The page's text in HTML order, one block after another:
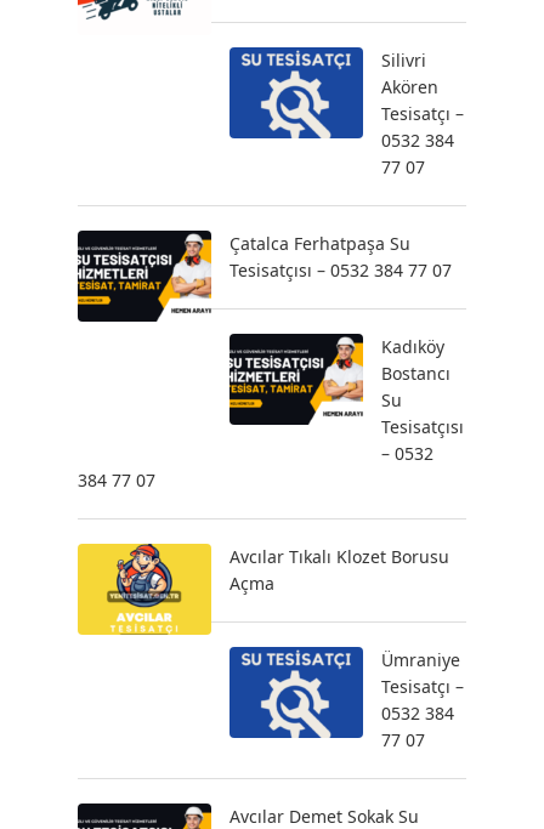
Silivri
Akören
Tesisatçı –
0532 384
77 07
Çatalca Ferhatpaşa Su
Tesisatçısı – 0532 384 77 07
Kadıköy
Bostancı
Su
Tesisatçısı
– 0532
384 77 07
Avcılar Tıkalı Klozet Borusu
Açma
Ümraniye
Tesisatçı –
0532 384
77 07
Avcılar Demet Sokak Su